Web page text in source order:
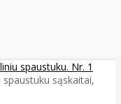
spaustuku. Nr. 1
sąskaitai,